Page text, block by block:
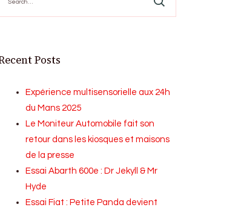
Posts
Expérience multisensorielle aux 24h
du Mans 2025
Le Moniteur Automobile fait son
retour dans les kiosques et maisons
de la presse
Essai Abarth 600e : Dr Jekyll & Mr
Hyde
Essai Fiat : Petite Panda devient